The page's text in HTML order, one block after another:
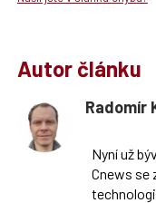
Autor článku
Radomír
Nyní už
Cnews se